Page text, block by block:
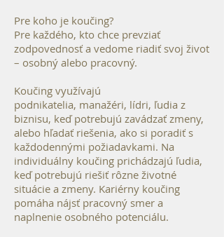
Pre koho je koučing?
Pre každého, kto chce prevziať
zodpovednosť a vedome riadiť svoj život
– osobný alebo pracovný.
Koučing využívajú
podnikatelia, manažéri, lídri, ľudia z
biznisu, keď potrebujú zavádzať zmeny,
alebo hľadať riešenia, ako si poradiť s
každodennými požiadavkami. Na
individuálny koučing prichádzajú ľudia,
keď potrebujú riešiť rôzne životné
situácie a zmeny. Kariérny koučing
pomáha nájsť pracovný smer a
naplnenie osobného potenciálu.